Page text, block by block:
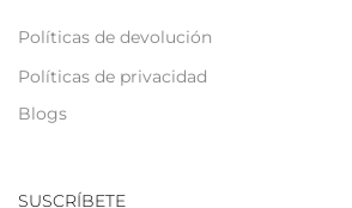
Políticas de devolución
Políticas de privacidad
Blogs
SUSCRÍBETE